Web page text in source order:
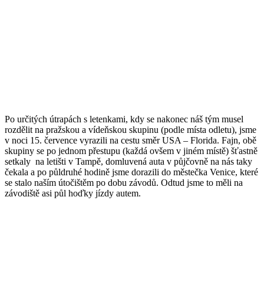
Po určitých útrapách s letenkami, kdy se nakonec náš tým musel
rozdělit na pražskou a vídeňskou skupinu (podle místa odletu), jsme
v noci 15. července vyrazili na cestu směr USA – Florida. Fajn, obě
skupiny se po jednom přestupu (každá ovšem v jiném místě) šťastně
setkaly na letišti v Tampě, domluvená auta v půjčovně na nás taky
čekala a po půldruhé hodině jsme dorazili do městečka Venice, které
se stalo naším útočištěm po dobu závodů. Odtud jsme to měli na
závodiště asi půl hoďky jízdy autem.